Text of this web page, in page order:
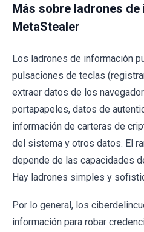
Más sobre ladrones
MetaStealer
Los ladrones de información
pulsaciones de teclas
extraer datos de los
portapapeles, datos de
información de carteras de
del sistema y otros datos. El
depende de las capacidades
Hay ladrones simples y
Por lo general, los
información para robar